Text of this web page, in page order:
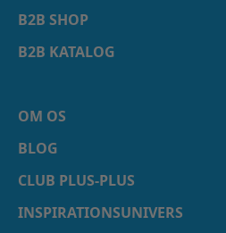
B2B SHOP
B2B KATALOG
OM OS
BLOG
CLUB PLUS-PLUS
INSPIRATIONSUNIVERS